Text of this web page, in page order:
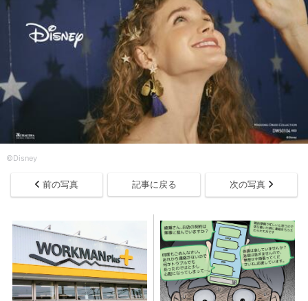
©Disney
前の写真 記事に戻る 次の写真